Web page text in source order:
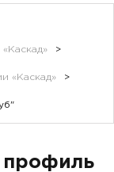
>
«Каскад» >
профиль